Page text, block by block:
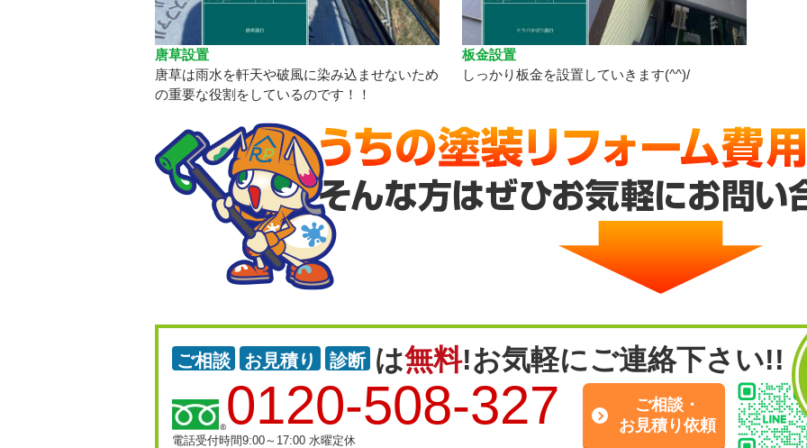
唐草設置
唐草は雨水を軒天や破風に染み込ませないため
の重要な役割をしているのです！！
板金設置
しっかり板金を設置していきます(^^)/
ご相談 お見積り 診断 は無料!お気軽にご連絡下さい!!
0120-508-327
電話受付時間9:00～17:00 水曜定休
ご相談・
お見積り依頼